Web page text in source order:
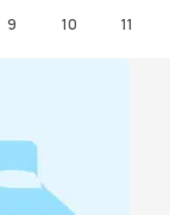
9 10 11